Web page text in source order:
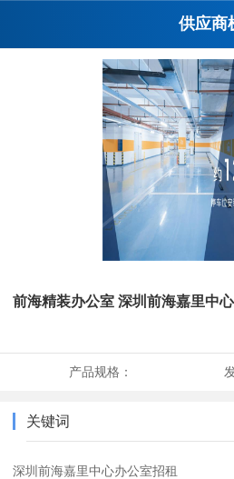
供应商
前海精装办公室 深圳前海嘉里中
产品规格：
关键词
深圳前海嘉里中心办公室招租